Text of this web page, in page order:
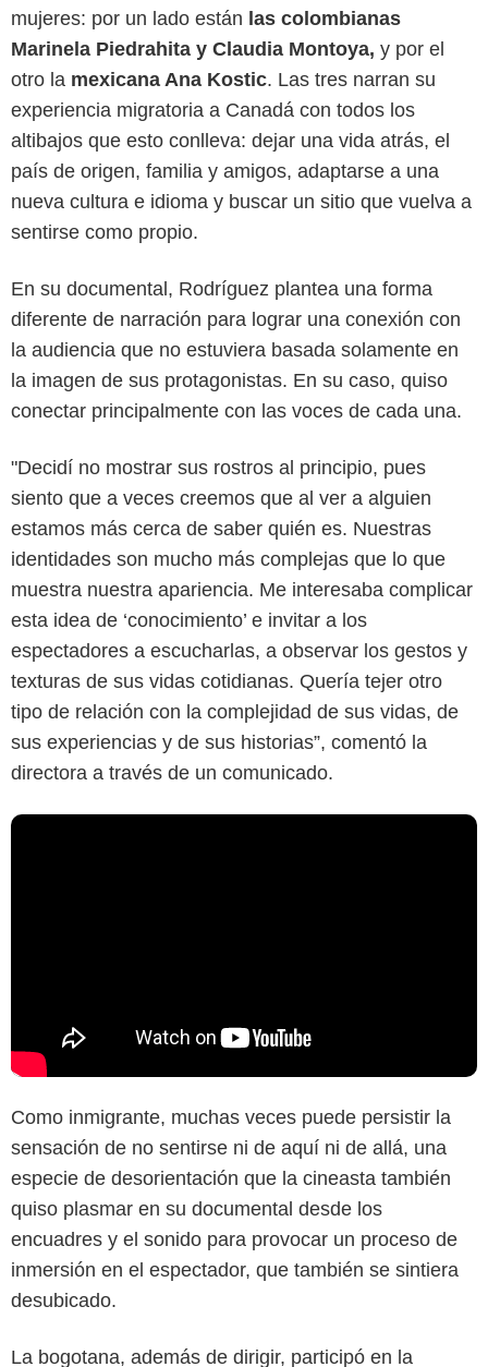
mujeres: por un lado están las colombianas
Marinela Piedrahita y Claudia Montoya, y por el
otro la mexicana Ana Kostic. Las tres narran su
experiencia migratoria a Canadá con todos los
altibajos que esto conlleva: dejar una vida atrás, el
país de origen, familia y amigos, adaptarse a una
nueva cultura e idioma y buscar un sitio que vuelva a
sentirse como propio.
En su documental, Rodríguez plantea una forma
diferente de narración para lograr una conexión con
la audiencia que no estuviera basada solamente en
la imagen de sus protagonistas. En su caso, quiso
conectar principalmente con las voces de cada una.
"Decidí no mostrar sus rostros al principio, pues
siento que a veces creemos que al ver a alguien
estamos más cerca de saber quién es. Nuestras
identidades son mucho más complejas que lo que
muestra nuestra apariencia. Me interesaba complicar
esta idea de ‘conocimiento’ e invitar a los
espectadores a escucharlas, a observar los gestos y
texturas de sus vidas cotidianas. Quería tejer otro
tipo de relación con la complejidad de sus vidas, de
sus experiencias y de sus historias”, comentó la
directora a través de un comunicado.
Como inmigrante, muchas veces puede persistir la
sensación de no sentirse ni de aquí ni de allá, una
especie de desorientación que la cineasta también
quiso plasmar en su documental desde los
encuadres y el sonido para provocar un proceso de
inmersión en el espectador, que también se sintiera
desubicado.
La bogotana, además de dirigir, participó en la